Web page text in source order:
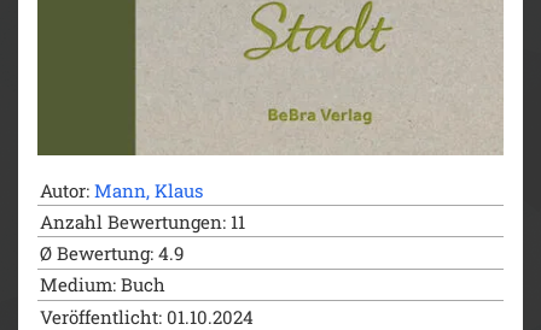
Autor: Mann, Klaus
Anzahl Bewertungen: 11
Ø Bewertung: 4.9
Medium: Buch
Veröffentlicht: 01.10.2024